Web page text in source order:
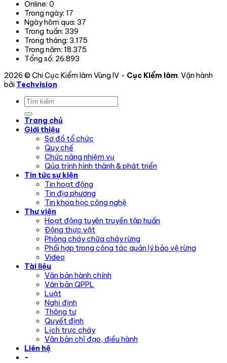
Online: 0
Trong ngày: 17
Ngày hôm qua: 37
Trong tuần: 339
Trong tháng: 3.175
Trong năm: 18.375
Tổng số: 26.893
2026 © Chi Cục Kiểm lâm Vùng IV - Cục Kiểm lâm. Vận hành
bởi Techvision
Trang chủ
Giới thiệu
Sơ đồ tổ chức
Quy chế
Chức năng nhiệm vụ
Qúa trình hình thành & phát triển
Tin tức sự kiện
Tin hoạt động
Tin địa phương
Tin khoa học công nghệ
Thư viện
Hoạt động tuyên truyền tập huấn
Động thực vật
Phòng cháy chữa cháy rừng
Phối hợp trong công tác quản lý bảo vệ rừng
Video
Tài liệu
Văn bản hành chính
Văn bản QPPL
Luật
Nghị định
Thông tư
Quyết định
Lịch trực cháy
Văn bản chỉ đạo, điều hành
Liên hệ
-